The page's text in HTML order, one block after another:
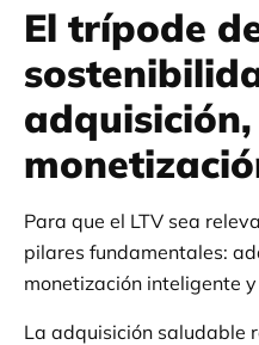
El trípode
adquisición,
Para que el LTV sea
pilares fundamentales:
monetización inteligente
La adquisición saludable